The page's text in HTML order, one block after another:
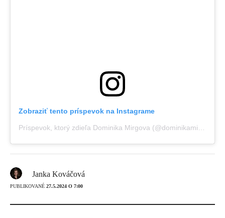
Zobraziť tento príspevok na Instagrame
Janka Kováčová
PUBLIKOVANÉ 27.5.2024 O 7:00